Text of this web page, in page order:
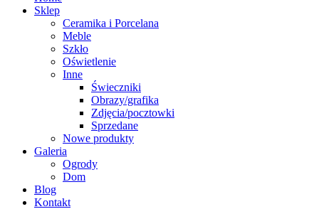
Sklep
Ceramika i Porcelana
Meble
Szkło
Oświetlenie
Inne
Świeczniki
Obrazy/grafika
Zdjęcia/pocztowki
Sprzedane
Nowe produkty
Galeria
Ogrody
Dom
Blog
Kontakt